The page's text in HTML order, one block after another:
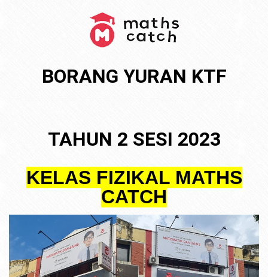
BORANG YURAN KTF
TAHUN 2 SESI 2023
KELAS FIZIKAL MATHS
CATCH